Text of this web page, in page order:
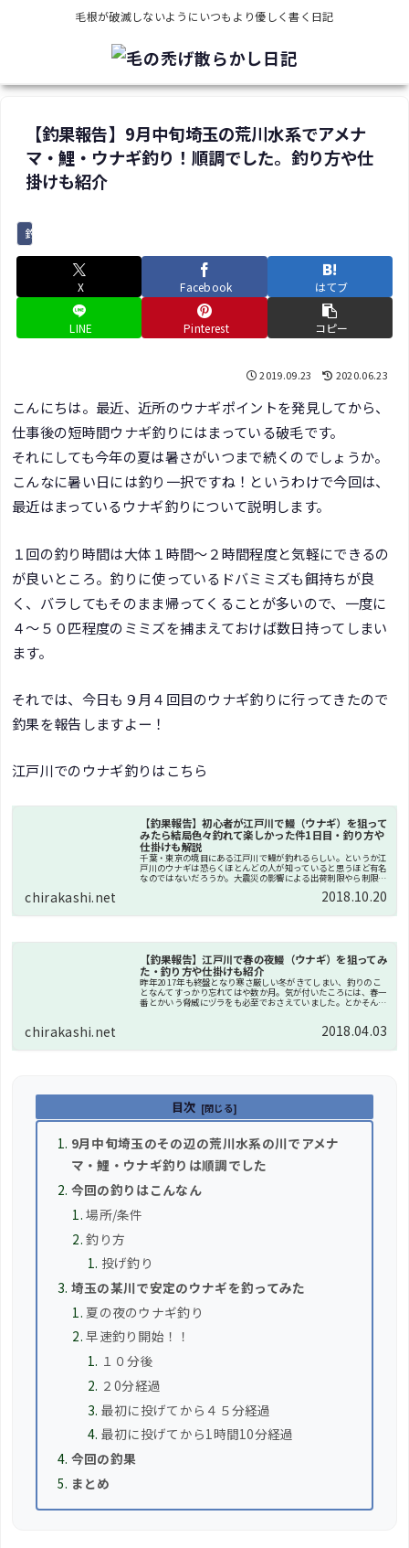
毛根が破滅しないようにいつもより優しく書く日記
【釣果報告】9月中旬埼玉の荒川水系でアメナ
マ・鯉・ウナギ釣り！順調でした。釣り方や仕
掛けも紹介
釣り
X Facebook はてブ
LINE Pinterest コピー
2019.09.23 2020.06.23
こんにちは。最近、近所のウナギポイントを発見してから、
仕事後の短時間ウナギ釣りにはまっている破毛です。
それにしても今年の夏は暑さがいつまで続くのでしょうか。
こんなに暑い日には釣り一択ですね！というわけで今回は、
最近はまっているウナギ釣りについて説明します。
１回の釣り時間は大体１時間～２時間程度と気軽にできるの
が良いところ。釣りに使っているドバミミズも餌持ちが良
く、バラしてもそのまま帰ってくることが多いので、一度に
４～５０匹程度のミミズを捕まえておけば数日持ってしまい
ます。
それでは、今日も９月４回目のウナギ釣りに行ってきたので
釣果を報告しますよー！
江戸川でのウナギ釣りはこちら
【釣果報告】初心者が江戸川で鰻（ウナギ）を狙って
みたら結局色々釣れて楽しかった件1日目・釣り方や
仕掛けも解説
千葉・東京の境目にある江戸川で鰻が釣れるらしい。というか江
戸川のウナギは恐らくほとんどの人が知っていると思うほど有名
なのではないだろうか。大震災の影響による出荷制限やら制限解
chirakashi.net 2018.10.20
【釣果報告】江戸川で春の夜鰻（ウナギ）を狙ってみ
た・釣り方や仕掛けも紹介
昨年2017年も終盤となり寒さ厳しい冬がきてしまい、釣りのこ
となんてすっかり忘れてはや数か月。気が付いたころには、春一
番とかいう脅威にヅラをも必至でおさえていました。とかそんな
chirakashi.net 2018.04.03
目次
9月中旬埼玉のその辺の荒川水系の川でアメナ
マ・鯉・ウナギ釣りは順調でした
今回の釣りはこんなん
場所/条件
釣り方
投げ釣り
埼玉の某川で安定のウナギを釣ってみた
夏の夜のウナギ釣り
早速釣り開始！！
１０分後
２0分経過
最初に投げてから４５分経過
最初に投げてから1時間10分経過
今回の釣果
まとめ